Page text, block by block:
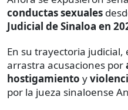
conductas sexuales
Judicial de Sinaloa en
En su trayectoria
arrastra acusaciones por
hostigamiento y
por la jueza sinaloense